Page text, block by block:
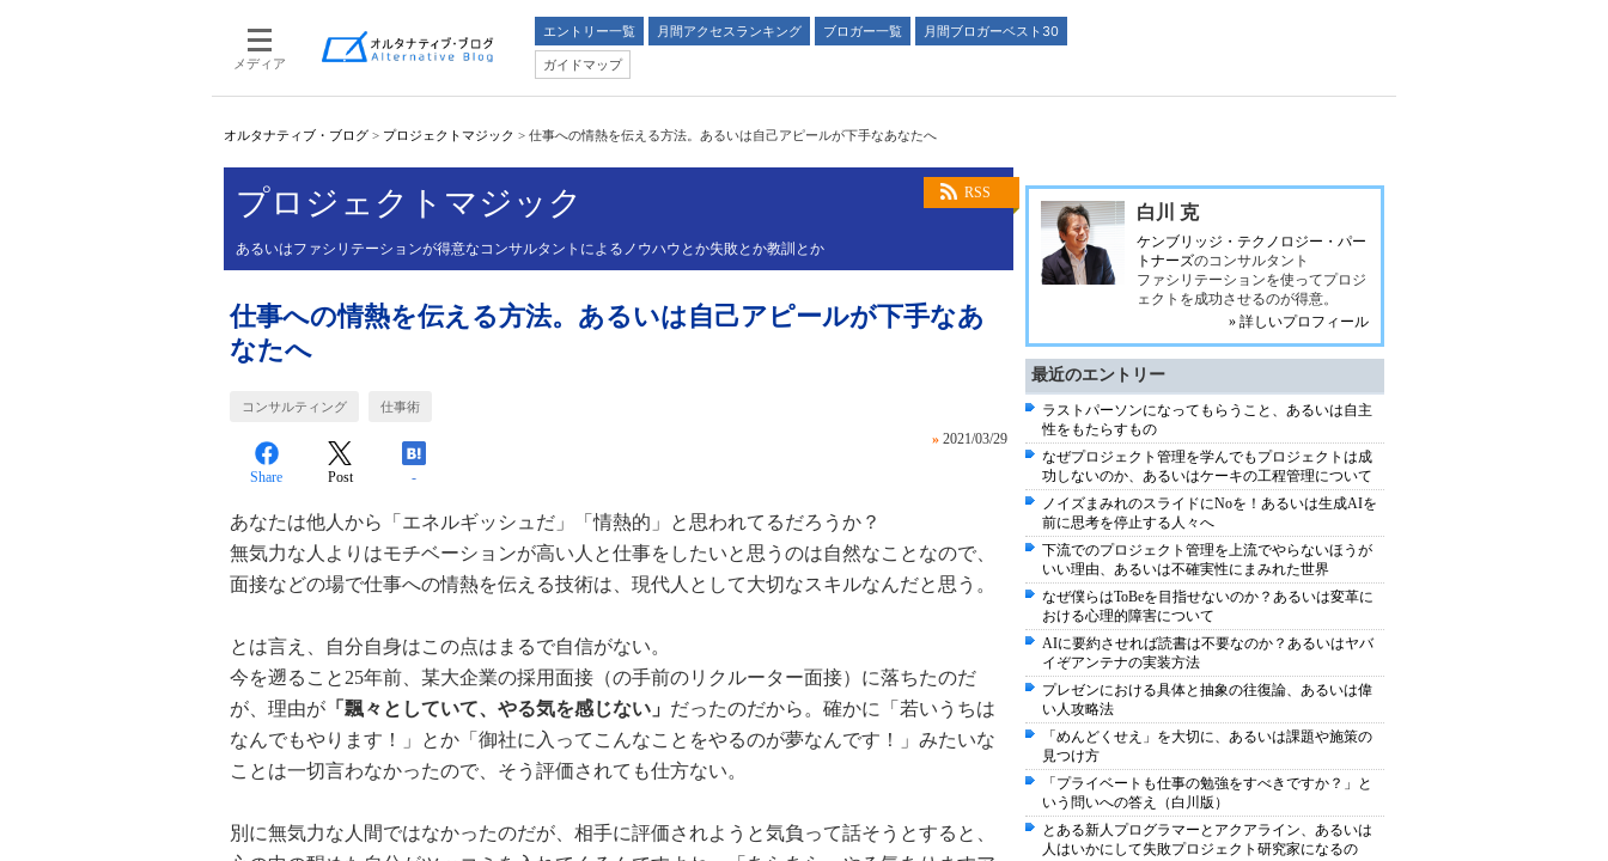
メディア
エントリー一覧 月間アクセスランキング ブロガー一覧
月間ブロガーベスト30
ガイドマップ
オルタナティブ・ブログ > プロジェクトマジック > 仕事への情熱を伝える方法。あるいは自己アピールが下手なあなたへ
RSS
プロジェクトマジック
あるいはファシリテーションが得意なコンサルタントによるノウハウとか失敗とか教訓とか
仕事への情熱を伝える方法。あるいは自己アピールが下手なあ
なたへ
コンサルティング 仕事術
» 2021/03/29
Share Post -
あなたは他人から「エネルギッシュだ」「情熱的」と思われてるだろうか？
無気力な人よりはモチベーションが高い人と仕事をしたいと思うのは自然なことなので、
面接などの場で仕事への情熱を伝える技術は、現代人として大切なスキルなんだと思う。
とは言え、自分自身はこの点はまるで自信がない。
今を遡ること25年前、某大企業の採用面接（の手前のリクルーター面接）に落ちたのだ
が、理由が 「飄々としていて、やる気を感じない」 だったのだから。確かに「若いうちは
なんでもやります！」とか「御社に入ってこんなことをやるのが夢なんです！」みたいな
ことは一切言わなかったので、そう評価されても仕方ない。
別に無気力な人間ではなかったのだが、相手に評価されようと気負って話そうとすると、
白川 克
ケンブリッジ・テクノロジー・パー
トナーズのコンサルタント
ファシリテーションを使ってプロジ
ェクトを成功させるのが得意。
» 詳しいプロフィール
最近のエントリー
ラストパーソンになってもらうこと、あるいは自主
性をもたらすもの
なぜプロジェクト管理を学んでもプロジェクトは成
功しないのか、あるいはケーキの工程管理について
ノイズまみれのスライドにNoを！あるいは生成AIを
前に思考を停止する人々へ
下流でのプロジェクト管理を上流でやらないほうが
いい理由、あるいは不確実性にまみれた世界
なぜ僕らはToBeを目指せないのか？あるいは変革に
おける心理的障害について
AIに要約させれば読書は不要なのか？あるいはヤバ
イぞアンテナの実装方法
プレゼンにおける具体と抽象の往復論、あるいは偉
い人攻略法
「めんどくせえ」を大切に、あるいは課題や施策の
見つけ方
「プライベートも仕事の勉強をすべきですか？」と
いう問いへの答え（白川版）
とある新人プログラマーとアクアライン、あるいは
人はいかにして失敗プロジェクト研究家になるの